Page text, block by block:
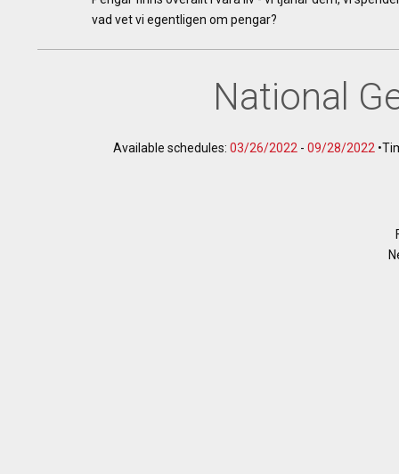
vad vet vi egentligen om pengar?
National
Available schedules: 03/26/2022 - 09/28/2022 •